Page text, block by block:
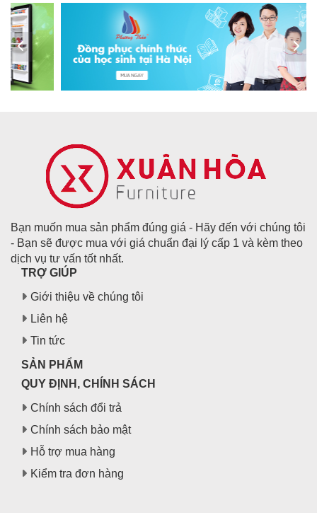
Bạn muốn mua sản phẩm đúng giá - Hãy đến với chúng tôi
- Bạn sẽ được mua với giá chuẩn đại lý cấp 1 và kèm theo
dịch vụ tư vấn tốt nhất.
TRỢ GIÚP
Giới thiệu về chúng tôi
Liên hệ
Tin tức
SẢN PHẨM
QUY ĐỊNH, CHÍNH SÁCH
Chính sách đổi trả
Chính sách bảo mật
Hỗ trợ mua hàng
Kiểm tra đơn hàng